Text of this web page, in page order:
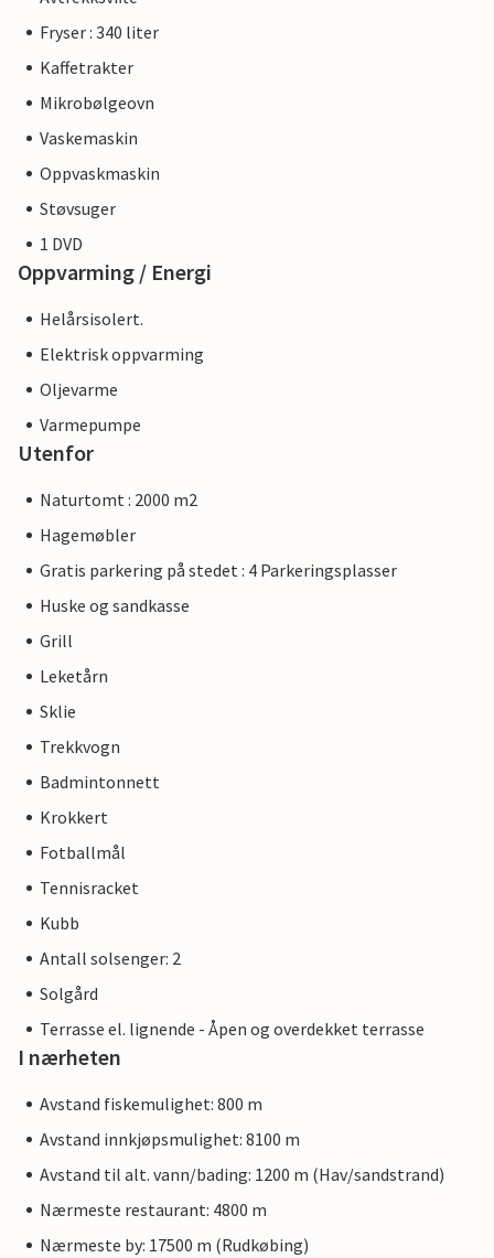
Fryser : 340 liter
Kaffetrakter
Mikrobølgeovn
Vaskemaskin
Oppvaskmaskin
Støvsuger
1 DVD
Oppvarming / Energi
Helårsisolert.
Elektrisk oppvarming
Oljevarme
Varmepumpe
Utenfor
Naturtomt : 2000 m2
Hagemøbler
Gratis parkering på stedet : 4 Parkeringsplasser
Huske og sandkasse
Grill
Leketårn
Sklie
Trekkvogn
Badmintonnett
Krokkert
Fotballmål
Tennisracket
Kubb
Antall solsenger: 2
Solgård
Terrasse el. lignende - Åpen og overdekket terrasse
I nærheten
Avstand fiskemulighet: 800 m
Avstand innkjøpsmulighet: 8100 m
Avstand til alt. vann/bading: 1200 m (Hav/sandstrand)
Nærmeste restaurant: 4800 m
Nærmeste by: 17500 m (Rudkøbing)